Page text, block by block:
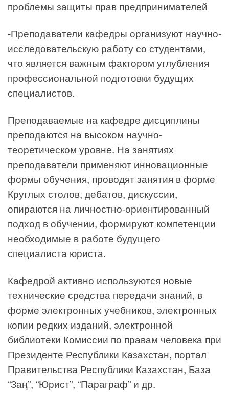
проблемы защиты прав предпринимателей
-Преподаватели кафедры организуют научно-
исследовательскую работу со студентами,
что является важным фактором углубления
профессиональной подготовки будущих
специалистов.
Преподаваемые на кафедре дисциплины
преподаются на высоком научно-
теоретическом уровне. На занятиях
преподаватели применяют инновационные
формы обучения, проводят занятия в форме
Круглых столов, дебатов, дискуссии,
опираются на личностно-ориентированный
подход в обучении, формируют компетенции
необходимые в работе будущего
специалиста юриста.
Кафедрой активно используются новые
технические средства передачи знаний, в
форме электронных учебников, электронных
копии редких изданий, электронной
библиотеки Комиссии по правам человека при
Президенте Республики Казахстан, портал
Правительства Республики Казахстан, База
“Заң”, “Юрист”, “Параграф” и др.